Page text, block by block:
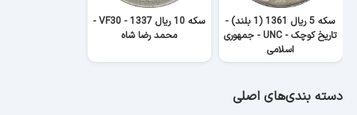
سکه 5 ریال 1361 (1 بلند) -
تاریخ کوچک - UNC - جمهوری
اسلامی
سکه 10 ریال 1337 - VF30 -
محمد رضا شاه
دسته بندی‌های اصلی